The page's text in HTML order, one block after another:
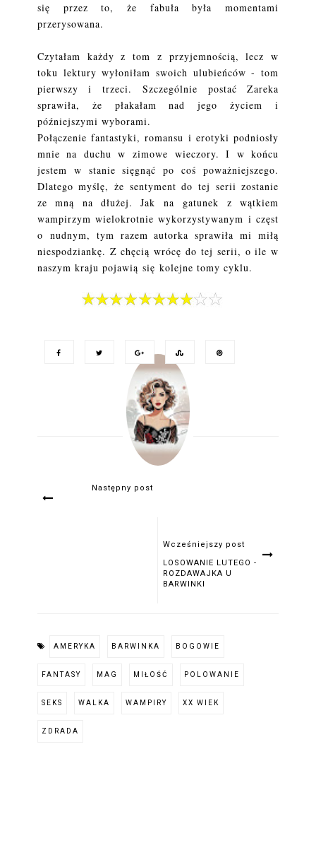
się przez to, że fabuła była momentami
przerysowana.
Czytałam każdy z tom z przyjemnością, lecz w
toku lektury wyłoniłam swoich ulubieńców - tom
pierwszy i trzeci. Szczególnie postać Zareka
sprawiła, że płakałam nad jego życiem i
późniejszymi wyborami.
Połączenie fantastyki, romansu i erotyki podniosły
mnie na duchu w zimowe wieczory. I w końcu
jestem w stanie sięgnąć po coś poważniejszego.
Dlatego myślę, że sentyment do tej serii zostanie
ze mną na dłużej. Jak na gatunek z wątkiem
wampirzym wielokrotnie wykorzystywanym i częst
o nudnym, tym razem autorka sprawiła mi miłą
niespodziankę. Z chęcią wrócę do tej serii, o ile w
naszym kraju pojawią się kolejne tomy cyklu.
Następny post
Wcześniejszy post
LOSOWANIE LUTEGO -
ROZDAWAJKA U
BARWINKI
AMERYKA BARWINKA BOGOWIE
FANTASY MAG MIŁOŚĆ POLOWANIE
SEKS WALKA WAMPIRY XX WIEK
ZDRADA